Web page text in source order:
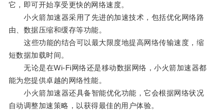
它，即可开始享受更快的网络速度。
小火箭加速器采用了先进的加速技术，包括优化网络路
由、数据压缩和缓存等功能。
这些功能的结合可以最大限度地提高网络传输速度，缩
短数据加载时间。
无论是在Wi-Fi网络还是移动数据网络，小火箭加速器都
能为您提供卓越的网络性能。
小火箭加速器还具备智能优化功能，它会根据网络状况
自动调整加速策略，以获得最佳的用户体验。